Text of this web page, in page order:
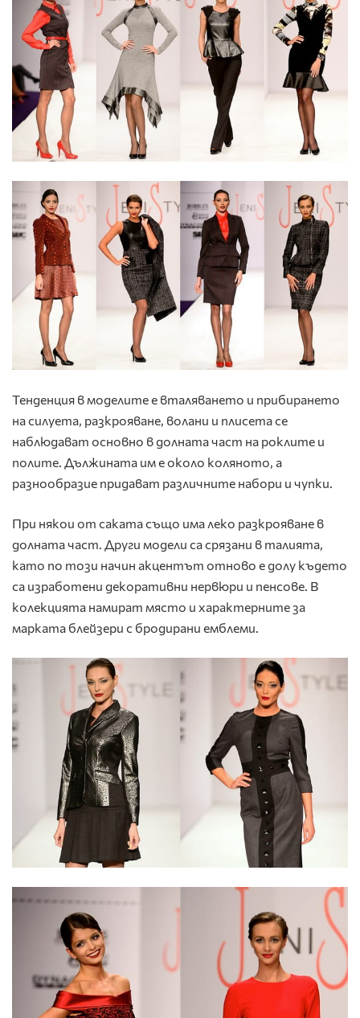
Тенденция в моделите е вталяването и прибирането
на силуета, разкрояване, волани и плисета се
наблюдават основно в долната част на роклите и
полите. Дължината им е около коляното, а
разнообразие придават различните набори и чупки.
При някои от саката също има леко разкрояване в
долната част. Други модели са срязани в талията,
като по този начин акцентът отново е долу където
са изработени декоративни нервюри и пенсове. В
колекцията намират място и характерните за
марката блейзери с бродирани емблеми.